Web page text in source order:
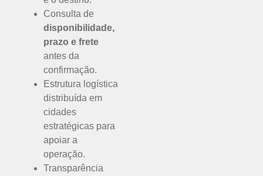
Consulta de
disponibilidade,
prazo e frete
antes da
confirmação.
Estrutura logística
distribuída em
cidades
estratégicas para
apoiar a
operação.
Transparência